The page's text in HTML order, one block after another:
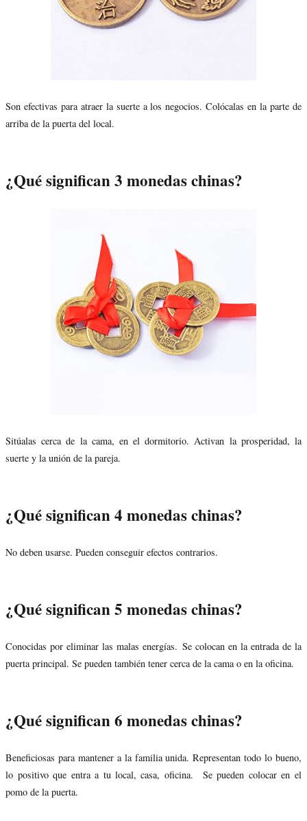
Son efectivas para atraer la suerte a los negocios. Colócalas en la parte de
arriba de la puerta del local.
¿Qué significan 3 monedas chinas?
Sitúalas cerca de la cama, en el dormitorio. Activan la prosperidad, la
suerte y la unión de la pareja.
¿Qué significan 4 monedas chinas?
No deben usarse. Pueden conseguir efectos contrarios.
¿Qué significan 5 monedas chinas?
Conocidas por eliminar las malas energías. Se colocan en la entrada de la
puerta principal. Se pueden también tener cerca de la cama o en la oficina.
¿Qué significan 6 monedas chinas?
Beneficiosas para mantener a la familia unida. Representan todo lo bueno,
lo positivo que entra a tu local, casa, oficina. Se pueden colocar en el
pomo de la puerta.